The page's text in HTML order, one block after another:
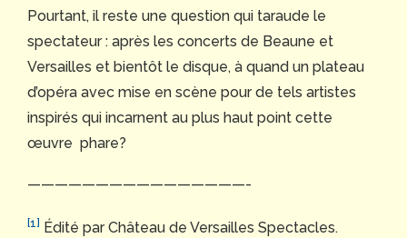
Pourtant, il reste une question qui taraude le
spectateur : après les concerts de Beaune et
Versailles et bientôt le disque, à quand un plateau
d’opéra avec mise en scène pour de tels artistes
inspirés qui incarnent au plus haut point cette
œuvre phare?
————————————————-
[1] Édité par Château de Versailles Spectacles.